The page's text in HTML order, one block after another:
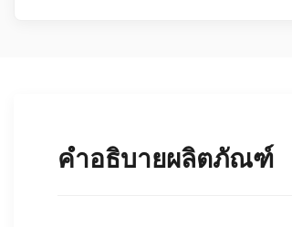
คำอธิบายผลิตภัณฑ์